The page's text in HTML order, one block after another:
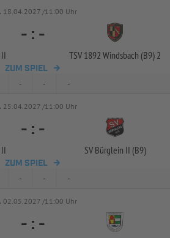
18.04.2027 /11:00 Uhr
- : -
TSV 1892 Windsbach (B9) 2
ZUM SPIEL
- - -
25.04.2027 /11:00 Uhr
- : -
SV Bürglein II (B9)
ZUM SPIEL
- - -
02.05.2027 /11:00 Uhr
- : -